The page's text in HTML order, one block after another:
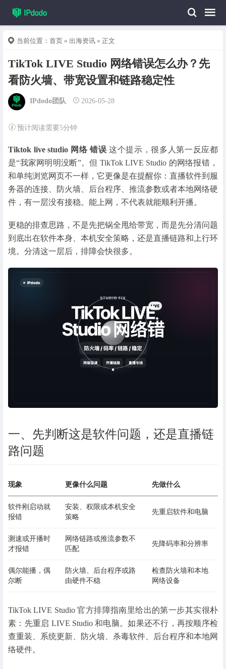
当前位置： 首页 » 出海资讯 » 正文
TikTok LIVE Studio 网络错误怎么办？先
看防火墙、带宽设置和链路稳定性
IPdodo团队 2026-05-28
预计阅读需要5分钟
Tiktok live studio 网络 错误 这个提示，很多人第一反应都
是“我家网明明没断”。但 TikTok LIVE Studio 的网络报错，
和单纯浏览网页不一样，它更像是在提醒你：直播软件到服
务器的连接、防火墙、后台程序、推流参数或者本地网络硬
件，有一层没有接稳。能上网，不代表就能顺利开播。
更稳的排查思路，不是先把锅全甩给带宽，而是先分清问题
到底出在软件本身、本机安全策略，还是直播链路和上行环
境。分清这一层后，排障会快很多。
一、先判断这是软件问题，还是直播链
路问题
现象 更像什么问题 先做什么
软件刚启动就
报错
安装、权限或本机安全
策略
先重启软件和电脑
测速或开播时
才报错
网络链路或推流参数不
匹配
先降码率和分辨率
偶尔能播，偶
尔断
防火墙、后台程序或路
由硬件不稳
检查防火墙和本地
网络设备
TikTok LIVE Studio 官方排障指南里给出的第一步其实很朴
素：先重启 LIVE Studio 和电脑。如果还不行，再按顺序检
查重装、系统更新、防火墙、杀毒软件、后台程序和本地网
络硬件。